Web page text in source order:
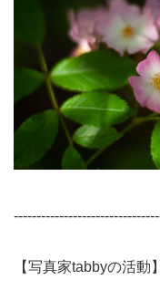
【写真家tabbyの活動】